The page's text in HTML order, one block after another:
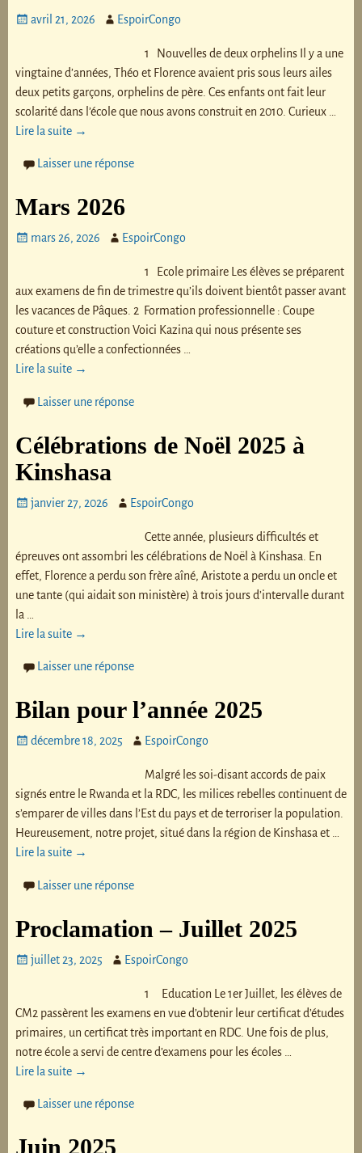
avril 21, 2026 EspoirCongo
1 Nouvelles de deux orphelins Il y a une
vingtaine d’années, Théo et Florence avaient pris sous leurs ailes
deux petits garçons, orphelins de père. Ces enfants ont fait leur
scolarité dans l’école que nous avons construit en 2010. Curieux
Lire la suite →
Laisser une réponse
Mars 2026
mars 26, 2026 EspoirCongo
1 Ecole primaire Les élèves se préparent
aux examens de fin de trimestre qu’ils doivent bientôt passer avant
les vacances de Pâques. 2 Formation professionnelle : Coupe
couture et construction Voici Kazina qui nous présente ses
créations qu’elle a confectionnées
Lire la suite →
Laisser une réponse
Célébrations de Noël 2025 à
Kinshasa
janvier 27, 2026 EspoirCongo
Cette année, plusieurs difficultés et
épreuves ont assombri les célébrations de Noël à Kinshasa. En
effet, Florence a perdu son frère aîné, Aristote a perdu un oncle et
une tante (qui aidait son ministère) à trois jours d’intervalle durant
la
Lire la suite →
Laisser une réponse
Bilan pour l’année 2025
décembre 18, 2025 EspoirCongo
Malgré les soi-disant accords de paix
signés entre le Rwanda et la RDC, les milices rebelles continuent de
s’emparer de villes dans l’Est du pays et de terroriser la population.
Heureusement, notre projet, situé dans la région de Kinshasa et
Lire la suite →
Laisser une réponse
Proclamation – Juillet 2025
juillet 23, 2025 EspoirCongo
1 Education Le 1er Juillet, les élèves de
CM2 passèrent les examens en vue d’obtenir leur certificat d’études
primaires, un certificat très important en RDC. Une fois de plus,
notre école a servi de centre d’examens pour les écoles
Lire la suite →
Laisser une réponse
Juin 2025